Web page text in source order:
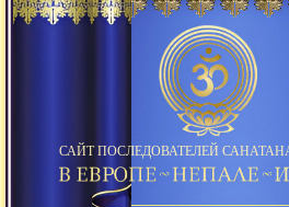
САЙТ ПОСЛЕДОВАТЕЛЕЙ